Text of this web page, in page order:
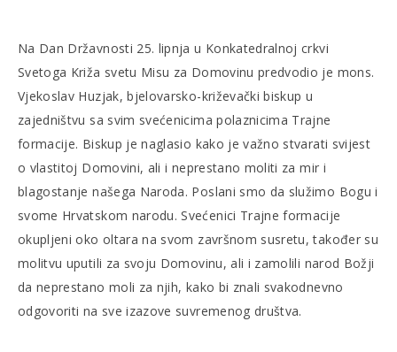
Na Dan Državnosti 25. lipnja u Konkatedralnoj crkvi
Svetoga Križa svetu Misu za Domovinu predvodio je mons.
Vjekoslav Huzjak, bjelovarsko-križevački biskup u
zajedništvu sa svim svećenicima polaznicima Trajne
formacije. Biskup je naglasio kako je važno stvarati svijest
o vlastitoj Domovini, ali i neprestano moliti za mir i
blagostanje našega Naroda. Poslani smo da služimo Bogu i
svome Hrvatskom narodu. Svećenici Trajne formacije
okupljeni oko oltara na svom završnom susretu, također su
molitvu uputili za svoju Domovinu, ali i zamolili narod Božji
da neprestano moli za njih, kako bi znali svakodnevno
odgovoriti na sve izazove suvremenog društva.